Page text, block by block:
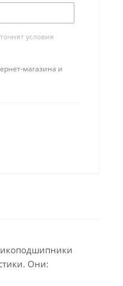
условия
магазина и
Они: